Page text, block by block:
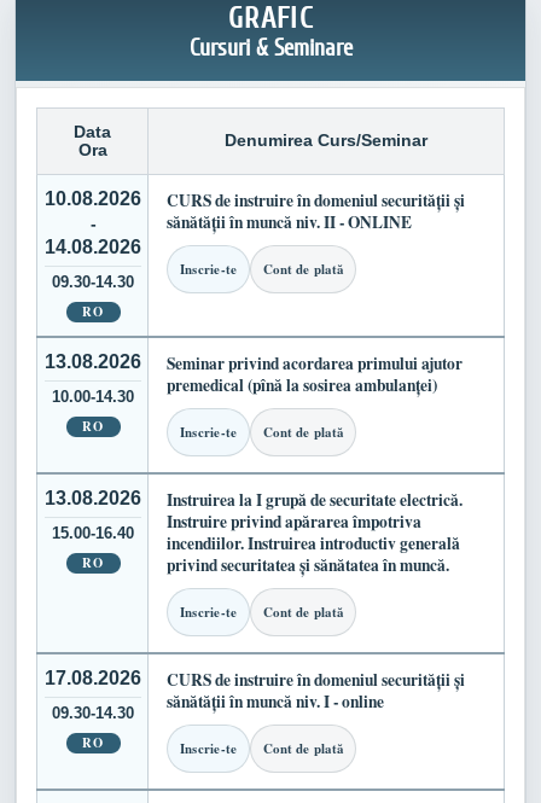
GRAFIC
Cursuri & Seminare
Data
Ora
Denumirea Curs/Seminar
10.08.2026
-
14.08.2026
09.30-14.30
RO
CURS de instruire în domeniul securității și
sănătății în muncă niv. II - ONLINE
Inscrie-te Cont de plată
13.08.2026
10.00-14.30
RO
Seminar privind acordarea primului ajutor
premedical (pînă la sosirea ambulanței)
Inscrie-te Cont de plată
13.08.2026
15.00-16.40
RO
Instruirea la I grupă de securitate electrică.
Instruire privind apărarea împotriva
incendiilor. Instruirea introductiv generală
privind securitatea și sănătatea în muncă.
Inscrie-te Cont de plată
17.08.2026
09.30-14.30
RO
CURS de instruire în domeniul securității și
sănătății în muncă niv. I - online
Inscrie-te Cont de plată